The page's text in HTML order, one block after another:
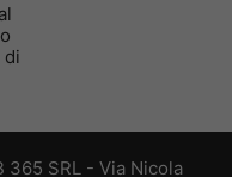
di
365 SRL - Via Nicola